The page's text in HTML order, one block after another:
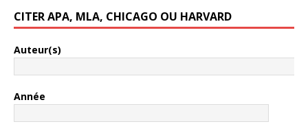
CITER APA, MLA, CHICAGO OU HARVARD
Auteur(s)
Année